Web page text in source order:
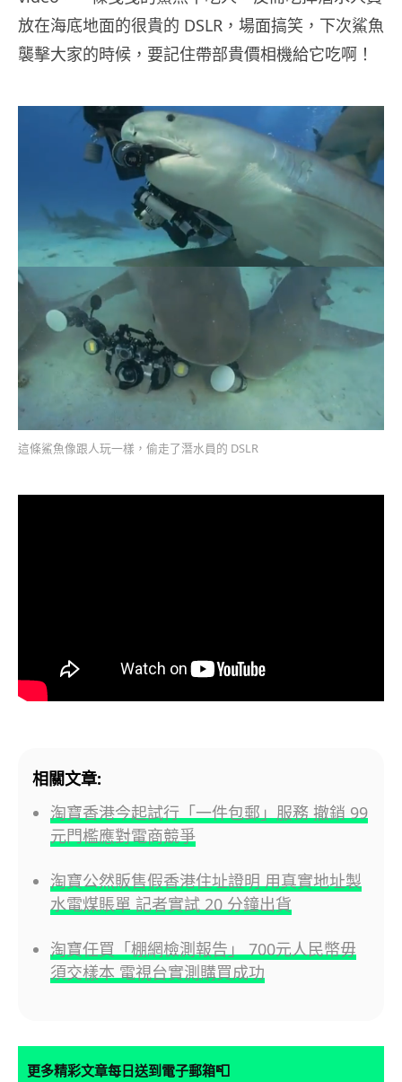
放在海底地面的很貴的 DSLR，場面搞笑，下次鯊魚
襲擊大家的時候，要記住帶部貴價相機給它吃啊！
這條鯊魚像跟人玩一樣，偷走了潛水員的 DSLR
相關文章:
淘寶香港今起試行「一件包郵」服務 撤銷 99
元門檻應對電商競爭
淘寶公然販售假香港住址證明 用真實地址製
水電煤賬單 記者實試 20 分鐘出貨
淘寶任買「棚網檢測報告」 700元人民幣毋
須交樣本 電視台實測購買成功
更多精彩文章每日送到電子郵箱📮